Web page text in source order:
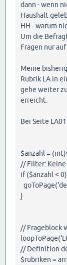
dann - wenn
Haushalt
HH - warum
Um die
Fragen nur
Meine
Rubrik LA in
gehe weiter
erreicht.
Bei Seite
$anzahl =
// Filter:
if ($anzahl <
}
// Frageblock
// Definition
$rubriken =